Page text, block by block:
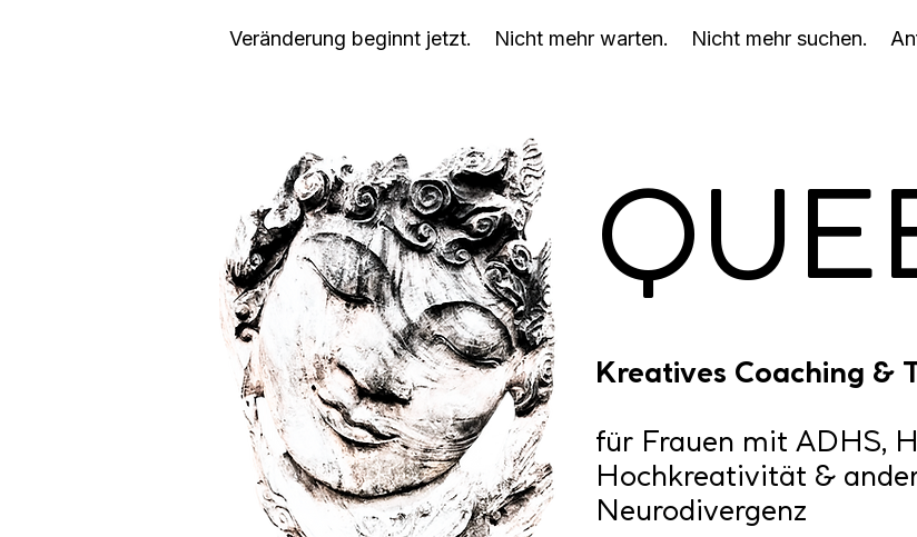
Veränderung beginnt jetzt. Nicht mehr warten. Nicht mehr suchen.
Kreatives Coaching &
für Frauen mit ADHS,
Hochkreativität &
Neurodivergenz